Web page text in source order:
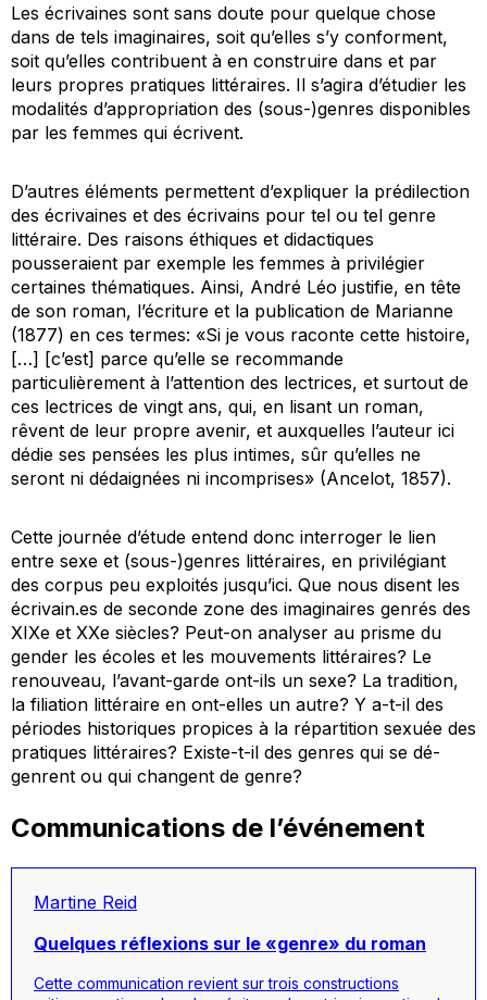
Les écrivaines sont sans doute pour quelque chose
dans de tels imaginaires, soit qu’elles s’y conforment,
soit qu’elles contribuent à en construire dans et par
leurs propres pratiques littéraires. Il s’agira d’étudier les
modalités d’appropriation des (sous-)genres disponibles
par les femmes qui écrivent.
D’autres éléments permettent d’expliquer la prédilection
des écrivaines et des écrivains pour tel ou tel genre
littéraire. Des raisons éthiques et didactiques
pousseraient par exemple les femmes à privilégier
certaines thématiques. Ainsi, André Léo justifie, en tête
de son roman, l’écriture et la publication de Marianne
(1877) en ces termes: «Si je vous raconte cette histoire,
[…] [c’est] parce qu’elle se recommande
particulièrement à l’attention des lectrices, et surtout de
ces lectrices de vingt ans, qui, en lisant un roman,
rêvent de leur propre avenir, et auxquelles l’auteur ici
dédie ses pensées les plus intimes, sûr qu’elles ne
seront ni dédaignées ni incomprises» (Ancelot, 1857).
Cette journée d’étude entend donc interroger le lien
entre sexe et (sous-)genres littéraires, en privilégiant
des corpus peu exploités jusqu’ici. Que nous disent les
écrivain.es de seconde zone des imaginaires genrés des
XIXe et XXe siècles? Peut-on analyser au prisme du
gender les écoles et les mouvements littéraires? Le
renouveau, l’avant-garde ont-ils un sexe? La tradition,
la filiation littéraire en ont-elles un autre? Y a-t-il des
périodes historiques propices à la répartition sexuée des
pratiques littéraires? Existe-t-il des genres qui se dé-
genrent ou qui changent de genre?
Communications de l’événement
Martine Reid
Quelques réflexions sur le «genre» du roman
Cette communication revient sur trois constructions